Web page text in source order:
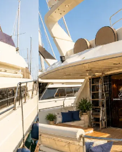
SUP-доски (при